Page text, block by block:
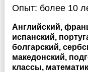
Опыт: более 10
Английский,
испанский,
болгарский,
македонский,
классы,